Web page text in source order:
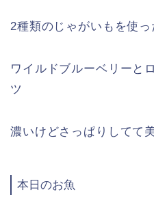
2種類のじゃがいもを使
ワイルドブルーベリーと
ツ
濃いけどさっぱりしてて
本日のお魚